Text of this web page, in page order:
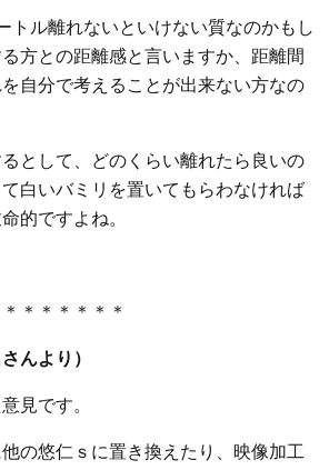
トル離れないといけない質なのかもし
方との距離感と言いますか、距離間
自分で考えることが出来ない方なの
として、どのくらい離れたら良いの
白いバミリを置いてもらわなければ
的ですよね。
＊＊＊＊＊＊
んより）
見です。
の悠仁ｓに置き換えたり、映像加工